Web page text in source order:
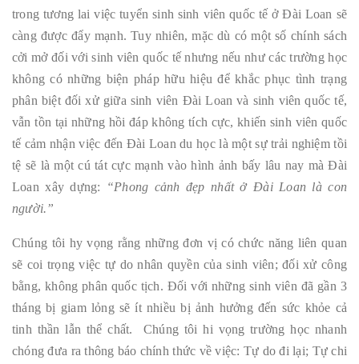
trong tương lai việc tuyển sinh sinh viên quốc tế ở Đài Loan sẽ
càng được đẩy mạnh. Tuy nhiên, mặc dù có một số chính sách
cởi mở đối với sinh viên quốc tế nhưng nếu như các trường học
không có những biện pháp hữu hiệu để khắc phục tình trạng
phân biệt đối xử giữa sinh viên Đài Loan và sinh viên quốc tế,
vẫn tồn tại những hồi đáp không tích cực, khiến sinh viên quốc
tế cảm nhận việc đến Đài Loan du học là một sự trải nghiệm tồi
tệ sẽ là một cú tát cực mạnh vào hình ảnh bấy lâu nay mà Đài
Loan xây dựng:
“Phong cảnh đẹp nhất ở Đài Loan là con
người.”
Chúng tôi hy vọng rằng những đơn vị có chức năng liên quan
sẽ coi trọng việc tự do nhân quyền của sinh viên; đối xử công
bằng, không phân quốc tịch. Đối với những sinh viên đã gần 3
tháng bị giam lỏng sẽ ít nhiều bị ảnh hưởng đến sức khỏe cả
tinh thần lẫn thể chất. Chúng tôi hi vọng trường học nhanh
chóng đưa ra thông báo chính thức về việc: Tự do đi lại; Tự chi